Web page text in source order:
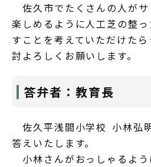
佐久市でたくさんの人がサ
楽しめるように人工芝の整
すことを考えていただけた
討よろしくお願いします。
答弁者：教育長
佐久平浅間小学校 小林弘
答えいたします。
小林さんがおっしゃるよ